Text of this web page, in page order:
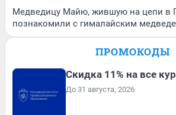
Медведицу Майю, жившую на цепи в
познакомили с гималайским
ПРОМОКОДЫ
Скидка 11% на все
До 31 августа, 2026